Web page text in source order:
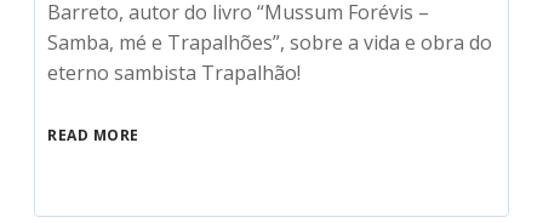
Barreto, autor do livro “Mussum Forévis –
Samba, mé e Trapalhões”, sobre a vida e obra do
eterno sambista Trapalhão!
READ MORE